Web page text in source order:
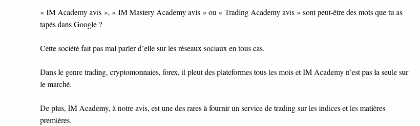
« IM Academy avis », « IM Mastery Academy avis » ou « Trading Academy avis » sont peut-être des mots que tu as
tapés dans Google ?
Cette société fait pas mal parler d’elle sur les réseaux sociaux en tous cas.
Dans le genre trading, cryptomonnaies, forex, il pleut des plateformes tous les mois et IM Academy n’est pas la seule sur
le marché.
De plus, IM Academy, à notre avis, est une des rares à fournir un service de trading sur les indices et les matières
premières.